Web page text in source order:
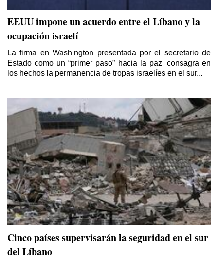
EEUU impone un acuerdo entre el Líbano y la
ocupación israelí
La firma en Washington presentada por el secretario de
Estado como un “primer paso” hacia la paz, consagra en
los hechos la permanencia de tropas israelíes en el sur...
Cinco países supervisarán la seguridad en el sur
del Líbano